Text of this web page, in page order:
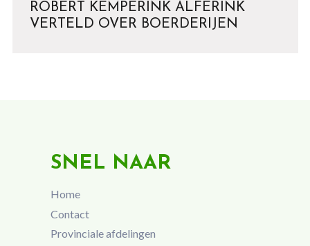
ROBERT KEMPERINK ALFERINK
VERTELD OVER BOERDERIJEN
SNEL NAAR
Home
Contact
Provinciale afdelingen